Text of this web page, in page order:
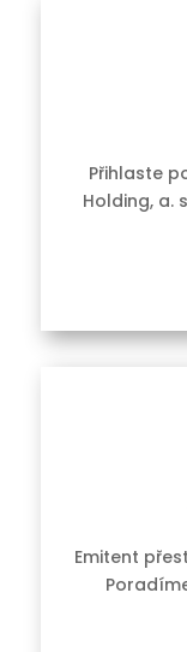
Přihlaste
Holding, a.
Emitent